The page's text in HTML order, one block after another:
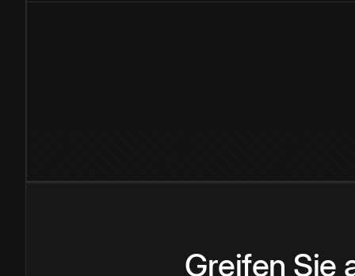
Greifen Sie